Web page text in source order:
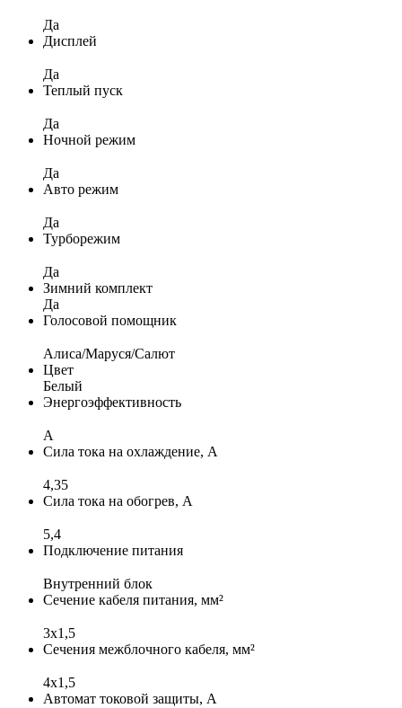
Да
Дисплей
Да
Теплый пуск
Да
Ночной режим
Да
Авто режим
Да
Турборежим
Да
Зимний комплект
Да
Голосовой помощник
Алиса/Маруся/Салют
Цвет
Белый
Энергоэффективность
A
Сила тока на охлаждение, А
4,35
Сила тока на обогрев, А
5,4
Подключение питания
Внутренний блок
Сечение кабеля питания, мм²
3x1,5
Сечения межблочного кабеля, мм²
4х1,5
Автомат токовой защиты, А